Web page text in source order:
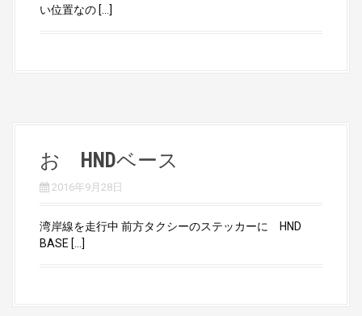
い位置なの […]
お HNDベース
2016年9月28日
湾岸線を走行中 前方タクシーのステッカーに HND
BASE […]